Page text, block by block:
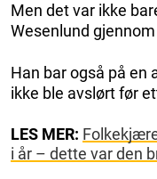
Men det var ikke
Wesenlund
Han bar også på en
ikke ble avslørt før
LES MER:
i år – dette var den